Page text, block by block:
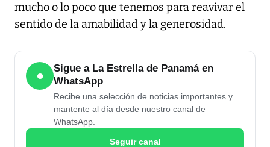
mucho o lo poco que tenemos para reavivar el
sentido de la amabilidad y la generosidad.
●
Sigue a La Estrella de Panamá en
WhatsApp
Recibe una selección de noticias importantes y
mantente al día desde nuestro canal de
WhatsApp.
Seguir canal